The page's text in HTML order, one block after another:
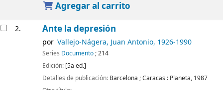
Agregar al carrito
2. Ante la depresión
por Vallejo-Nágera, Juan Antonio, 1926-1990
Series Documento; 214
Edición: [5a ed.]
Detalles de publicación: Barcelona ; Caracas : Planeta, 1987